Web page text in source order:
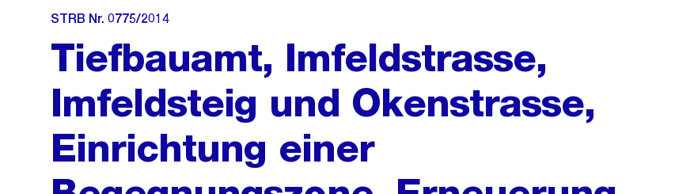
STRB Nr. 0775/2014
Tiefbauamt, Imfeldstrasse,
Imfeldsteig und Okenstrasse,
Einrichtung einer